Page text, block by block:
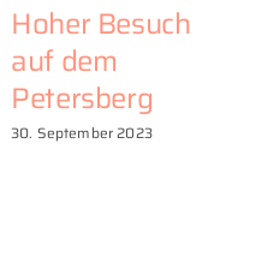
Hoher Besuch
auf dem
Petersberg
30. September 2023